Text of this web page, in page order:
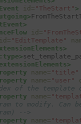
id= "TheStart" >
id=
id= "EditTemplate"
name= "title"
name= "user"
of the template
name=
to modify. Can
-->
name=